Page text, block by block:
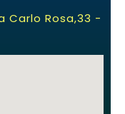
Carlo Rosa,33 -